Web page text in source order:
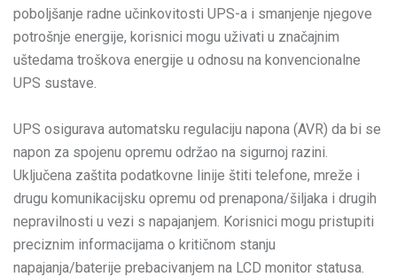
poboljšanje radne učinkovitosti UPS-a i smanjenje njegove
potrošnje energije, korisnici mogu uživati u značajnim
uštedama troškova energije u odnosu na konvencionalne
UPS sustave.
UPS osigurava automatsku regulaciju napona (AVR) da bi se
napon za spojenu opremu održao na sigurnoj razini.
Uključena zaštita podatkovne linije štiti telefone, mreže i
drugu komunikacijsku opremu od prenapona/šiljaka i drugih
nepravilnosti u vezi s napajanjem. Korisnici mogu pristupiti
preciznim informacijama o kritičnom stanju
napajanja/baterije prebacivanjem na LCD monitor statusa.